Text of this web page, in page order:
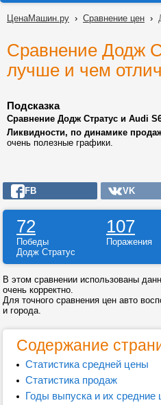
ЦенаМашин.ру › Сравнение цен ›
Сравнение Додж
лучше и чем
Подсказка
Сравнение Додж Стратус и Audi
Ликвидности, по динамике
очень полезные графики.
FB VK
72 107
Победы Поражения
Додж Стратус
В этом сравнении использованы
очень корректно.
Для точного сравнения цен авто
и города.
Содержание
Статистика средней цены
Статистика продаж
Годы выпуска и их средние